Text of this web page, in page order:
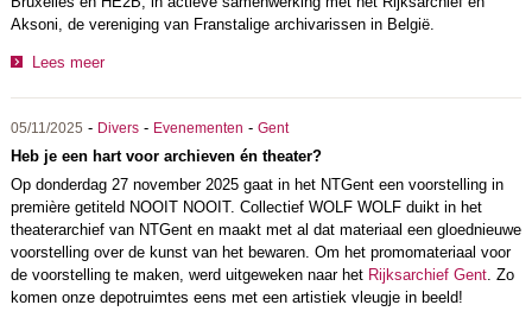
Aksoni, de vereniging van Franstalige archivarissen in België.
Lees meer
05/11/2025 - Divers- Evenementen - Gent
Heb je een hart voor archieven én theater?
Op donderdag 27 november 2025 gaat in het NTGent een voorstelling in
première getiteld NOOIT NOOIT. Collectief WOLF WOLF duikt in het
theaterarchief van NTGent en maakt met al dat materiaal een gloednieuwe
voorstelling over de kunst van het bewaren. Om het promomateriaal voor
de voorstelling te maken, werd uitgeweken naar het Rijksarchief Gent. Zo
komen onze depotruimtes eens met een artistiek vleugje in beeld!